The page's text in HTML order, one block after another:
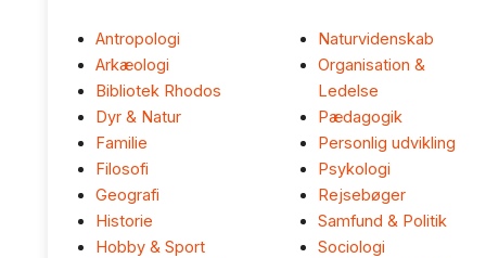
Antropologi
Arkæologi
Bibliotek Rhodos
Dyr & Natur
Familie
Filosofi
Geografi
Historie
Hobby & Sport
Naturvidenskab
Organisation &
Ledelse
Pædagogik
Personlig udvikling
Psykologi
Rejsebøger
Samfund & Politik
Sociologi